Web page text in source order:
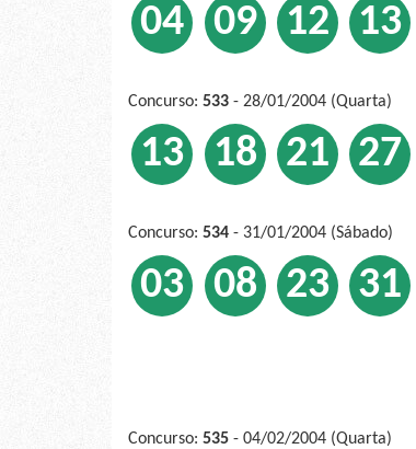
04 09 12 13
Concurso: 533 - 28/01/2004 (Quarta)
13 18 21 27
Concurso: 534 - 31/01/2004 (Sábado)
03 08 23 31
Concurso: 535 - 04/02/2004 (Quarta)